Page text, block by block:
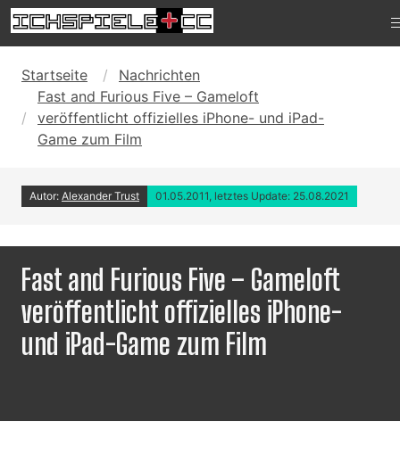
Startseite
Nachrichten
Fast and Furious Five – Gameloft
veröffentlicht offizielles iPhone- und iPad-
Game zum Film
Autor: Alexander Trust 01.05.2011, letztes Update: 25.08.2021
Fast and Furious Five – Gameloft
veröffentlicht offizielles iPhone-
und iPad-Game zum Film